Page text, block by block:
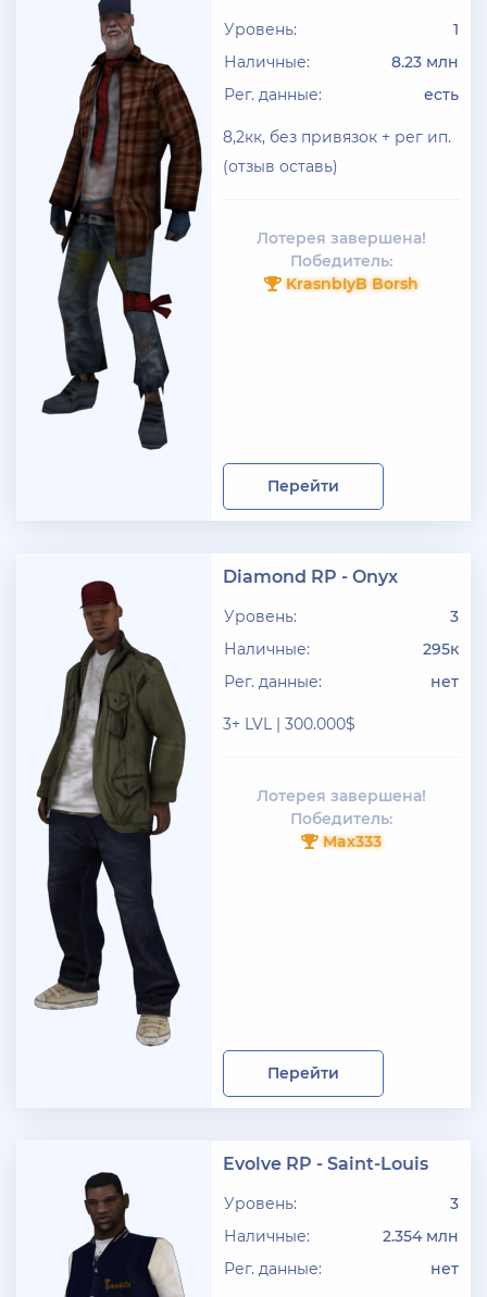
01 Июля 2026г в 19:44
Klassedie
Продам аккаунт Evolve Rp С GoldVip навсегда и с
деньгами
+ 10 руб 30 Июня 2026г в 16:13
jagermeister
залил много акков Advance RP по 5р
Уровень:
1
Наличные:
8.23 млн
Рег. данные:
есть
8,2кк, без привязок + рег ип.
(отзыв оставь)
Лотерея завершена!
Победитель:
KrasnbIyB Borsh
Перейти
Diamond RP - Onyx
Уровень:
3
Наличные:
295к
Рег. данные:
нет
3+ LVL | 300.000$
Лотерея завершена!
Победитель:
Max333
Перейти
Evolve RP - Saint-Louis
Уровень:
3
Наличные:
2.354 млн
Рег. данные:
нет